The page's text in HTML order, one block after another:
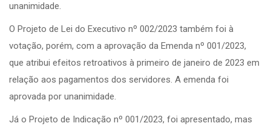
unanimidade.
O Projeto de Lei do Executivo nº 002/2023 também foi à
votação, porém, com a aprovação da Emenda nº 001/2023,
que atribui efeitos retroativos à primeiro de janeiro de 2023 em
relação aos pagamentos dos servidores. A emenda foi
aprovada por unanimidade.
Já o Projeto de Indicação nº 001/2023, foi apresentado, mas